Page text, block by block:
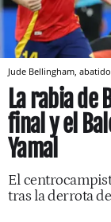
Jude Bellingham,
La rabia de
final y el
Yamal
El
tras la derrota